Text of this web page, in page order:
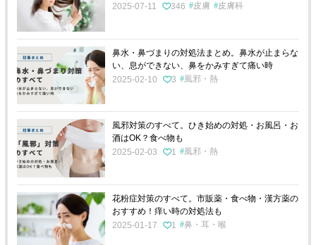
2025-07-11
346 皮膚 皮膚科
鼻水・鼻づまりの対処法まとめ。鼻水が止まらな
い、息ができない、鼻をかみすぎて痛い時
2025-02-10
3 風邪・熱
風邪対策のすべて。ひき始めの対処・お風呂・お
酒はOK？食べ物も
2025-02-03
1 風邪・熱
花粉症対策のすべて。市販薬・食べ物・漢方薬の
おすすめ！痒い時の対処法も
2025-01-17
1 鼻・耳・喉